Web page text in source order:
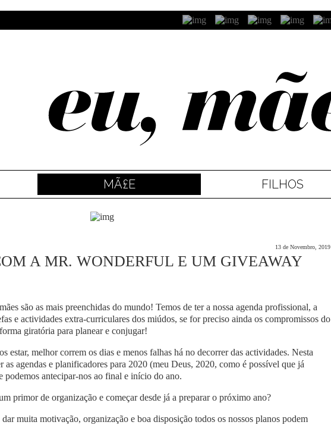
MÃ£E FILHOS
13 de Novembro, 2019
A MR. WONDERFUL E UM GIVEAWAY
são as mais preenchidas do mundo! Temos de ter a nossa agenda profissional, a
e actividades extra-curriculares dos miúdos, se for preciso ainda os compromissos do
giratória para planear e conjugar!
estar, melhor correm os dias e menos falhas há no decorrer das actividades. Nesta
as agendas e planificadores para 2020 (meu Deus, 2020, como é possível que já
podemos antecipar-nos ao final e início do ano.
primor de organização e começar desde já a preparar o próximo ano?
dar muita motivação, organização e boa disposição todos os nossos planos podem